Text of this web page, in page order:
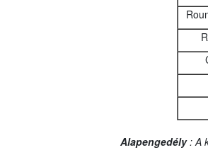
Alapengedély: A